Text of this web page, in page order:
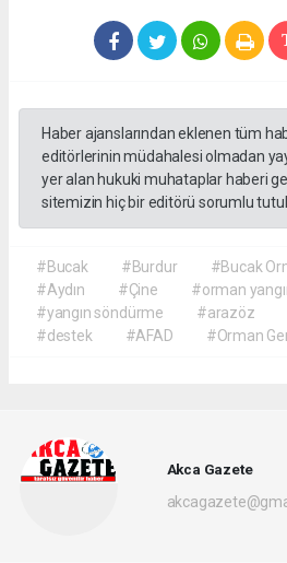
Haber ajanslarından eklenen tüm
editörlerinin müdahalesi olmadan
yer alan hukuki muhataplar haberi
sitemizin hiç bir editörü sorumlu
#Bucak #Burdur
#Bucak
#Aydın
#Çine
#orman
#yangın söndürme
#arazöz
#destek
#AFAD #Orman
Akca Gazete